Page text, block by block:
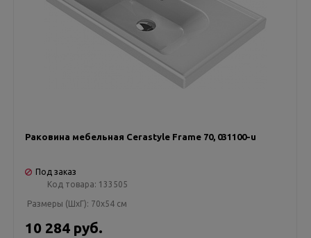
Раковина мебельная Cerastyle Frame 70, 031100-u
Под заказ
Код товара: 133505
Размеры (ШxГ): 70x54 см
10 284 руб.